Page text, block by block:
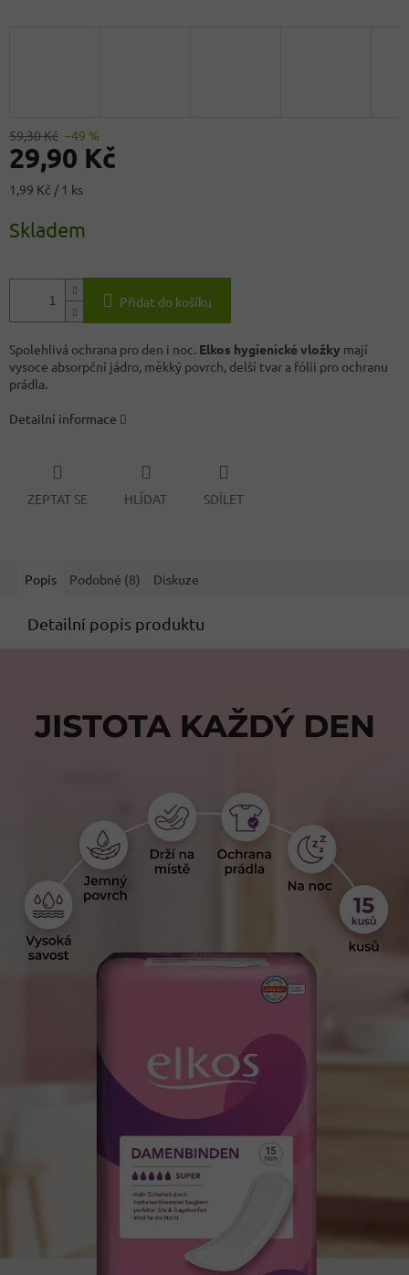
59,30 Kč –49 %
29,90 Kč
Měrná
1,99 Kč / 1 ks
Skladem
Přidat do košíku
Spolehlivá ochrana pro den i noc. Elkos hygienické vložky mají
vysoce absorpční jádro, měkký povrch, delší tvar a fólii pro ochranu
prádla.
Detailní informace
ZEPTAT SE HLÍDAT SDÍLET
Popis Podobné (8) Diskuze
Detailní popis produktu